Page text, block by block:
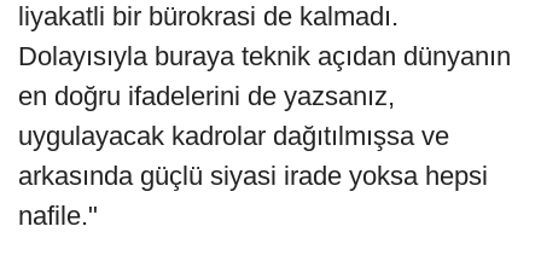
liyakatli bir bürokrasi de kalmadı.
Dolayısıyla buraya teknik açıdan dünyanın
en doğru ifadelerini de yazsanız,
uygulayacak kadrolar dağıtılmışsa ve
arkasında güçlü siyasi irade yoksa hepsi
nafile."